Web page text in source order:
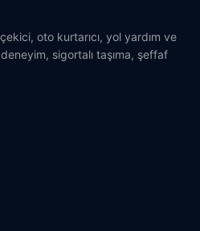
oto kurtarıcı, yol yardım ve
sigortalı taşıma, şeffaf